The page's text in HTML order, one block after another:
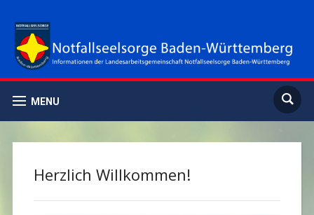
MENU
Herzlich Willkommen!